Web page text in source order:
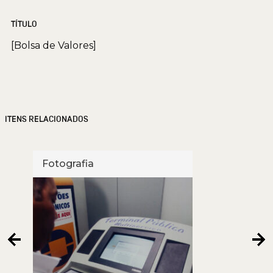
TÍTULO
[Bolsa de Valores]
ITENS RELACIONADOS
Fotografia